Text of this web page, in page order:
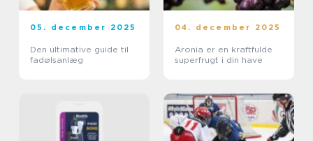
05. december 2025
Den ultimative guide til
fadølsanlæg
04. december 2025
Aronia er en kraftfulde
superfrugt i din have